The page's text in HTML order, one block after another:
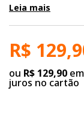
Leia mais
R$
ou R$ 129,90
juros no cartão